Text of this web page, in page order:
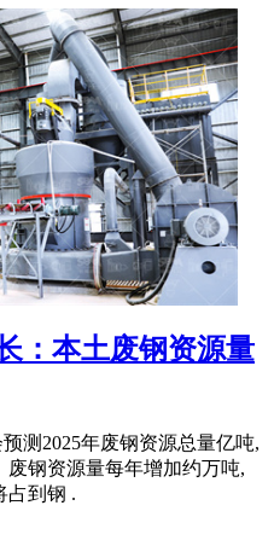
：本土废钢资源量
测2025年废钢资源总量亿吨,
废钢资源量每年增加约万吨,
占到钢 .